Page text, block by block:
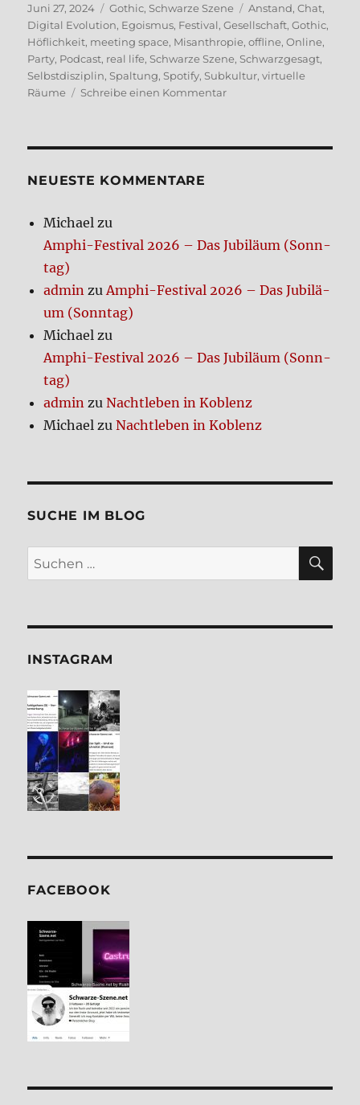
Veröffentlicht
am
Juni 27, 2024 Kategorien
Gothic, Schwarze Szene Schlagwörter
Anstand,Chat,
Digital Evolution, Egoismus, Festival,Gesellschaft,Gothic,
Höflichkeit, meeting space, Misanthropie,offline,Online,
Party, Podcast, real life, Schwarze Szene, Schwarzgesagt,
Selbstdisziplin, Spaltung, Spotify, Subkultur,virtuelle
Räume
Schreibe einen Kommentarzu
ne
NEUE­STE KOM­MEN­TA­RE
Michael zu
Amphi-Festi­val 2026 – Das Jubi­lä­um (Sonn­
tag)
admin zuAmphi-Festi­val 2026 – Das Jubi­lä­
um (Sonn­tag)
Michael zu
Amphi-Festi­val 2026 – Das Jubi­lä­um (Sonn­
tag)
admin zuNacht­le­ben in Koblenz
Michael zuNacht­le­ben in Koblenz
SUCHE IM BLOG
Suchen
nach:
INSTA­GRAM
FACE­BOOK